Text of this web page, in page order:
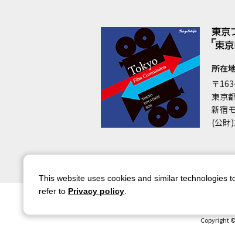
所在
〒
東京
新宿
(公財
Copyright ©
This website uses cookies and similar technologies
refer to Privacy policy